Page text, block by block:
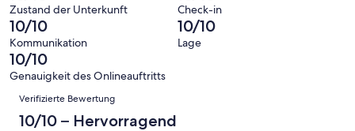
-
Gut
6
-
Okay
Bewertung
von
4
-
Schlecht
eine
Bewertung
von
2
Ungenügend
Zustand der Unterkunft Check-in
10/10
Kommunikation
10/10
Lage
10/10
Genauigkeit des Onlineauftritts
Bewertungen
Verifizierte Bewertung
10/10 – Hervorragend